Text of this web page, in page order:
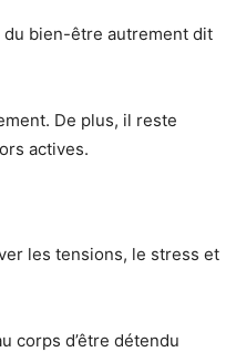
bien-être autrement dit
De plus, il reste
actives.
les tensions, le stress et
corps d’être détendu